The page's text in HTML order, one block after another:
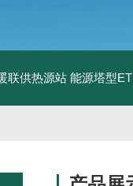
联供热源站 能源塔型